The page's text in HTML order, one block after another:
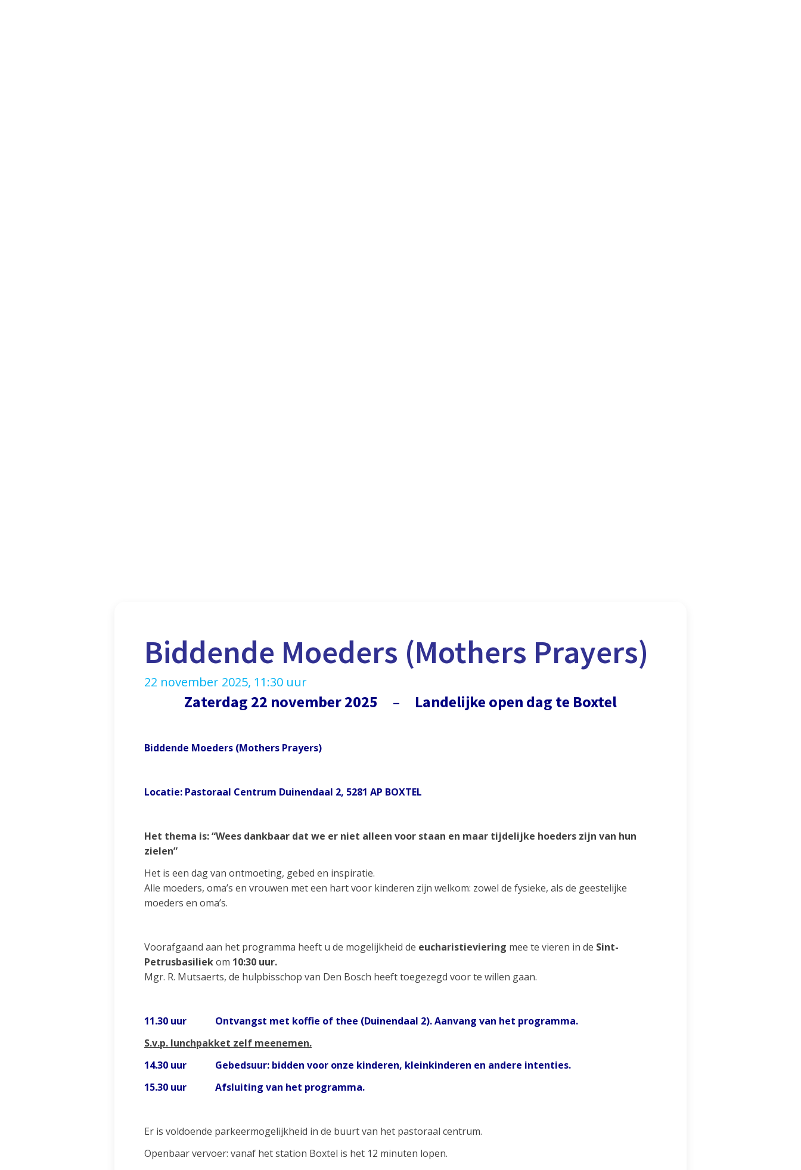
Biddende Moeders (Mothers Prayers)
22 november 2025, 11:30 uur
Zaterdag 22 november 2025 – Landelijke open dag te Boxtel
Biddende Moeders (Mothers Prayers)
Locatie: Pastoraal Centrum Duinendaal 2, 5281 AP BOXTEL
Het thema is: “Wees dankbaar dat we er niet alleen voor staan en maar tijdelijke hoeders zijn van hun
zielen”
Het is een dag van ontmoeting, gebed en inspiratie.
Alle moeders, oma’s en vrouwen met een hart voor kinderen zijn welkom: zowel de fysieke, als de geestelijke
moeders en oma’s.
Voorafgaand aan het programma heeft u de mogelijkheid de eucharistieviering mee te vieren in de Sint-
Petrusbasiliekom 10:30 uur.
Mgr. R. Mutsaerts, de hulpbisschop van Den Bosch heeft toegezegd voor te willen gaan.
11.30 uur Ontvangst met koffie of thee (Duinendaal 2). Aanvang van het programma.
S.v.p. lunchpakket zelf meenemen.
14.30 uur Gebedsuur: bidden voor onze kinderen, kleinkinderen en andere intenties.
15.30 uur Afsluiting van het programma.
Er is voldoende parkeermogelijkheid in de buurt van het pastoraal centrum.
Openbaar vervoer: vanaf het station Boxtel is het 12 minuten lopen.